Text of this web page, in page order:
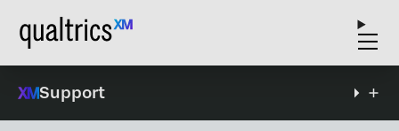
Support